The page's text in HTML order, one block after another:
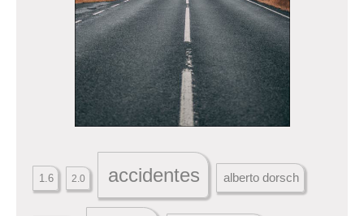
1.6 2.0 accidentes alberto dorsch